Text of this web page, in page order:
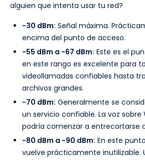
alguien que intenta usar tu red?
-30 dBm: Señal máxima.
encima del punto de acceso.
-55 dBm a -67 dBm: Este es el
en este rango es excelente para
videollamadas confiables hasta
archivos grandes.
-70 dBm: Generalmente se
un servicio confiable. La voz sobre
podría comenzar a entrecortarse
-80 dBm a -90 dBm: En este
vuelve prácticamente inutilizable.